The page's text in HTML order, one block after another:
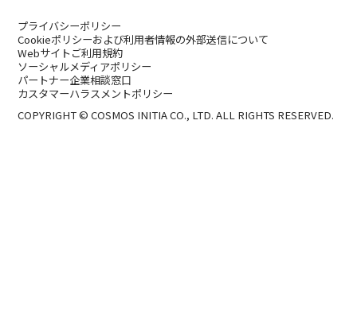
プライバシーポリシー
Cookieポリシーおよび利用者情報の外部送信について
Webサイトご利用規約
ソーシャルメディアポリシー
パートナー企業相談窓口
カスタマーハラスメントポリシー
COPYRIGHT © COSMOS INITIA CO., LTD. ALL RIGHTS RESERVED.